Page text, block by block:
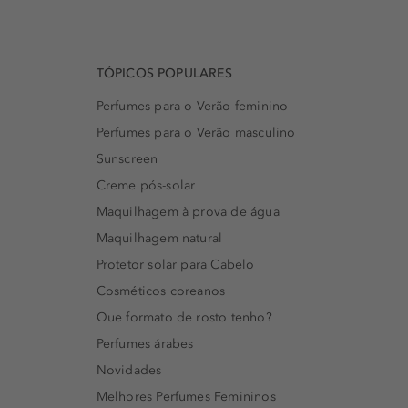
TÓPICOS POPULARES
Perfumes para o Verão feminino
Perfumes para o Verão masculino
Sunscreen
Creme pós-solar
Maquilhagem à prova de água
Maquilhagem natural
Protetor solar para Cabelo
Cosméticos coreanos
Que formato de rosto tenho?
Perfumes árabes
Novidades
Melhores Perfumes Femininos